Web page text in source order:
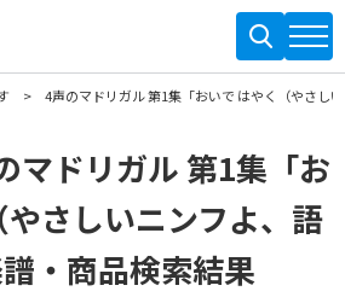
4声のマドリガル 第1集「おいで はやく（やさし
マドリガル 第1集「お
さしいニンフよ、語
・商品検索結果